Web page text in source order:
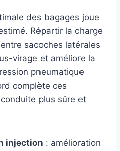
des bagages joue
Répartir la charge
sacoches latérales
virage et améliore la
pneumatique
complète ces
plus sûre et
injection : amélioration